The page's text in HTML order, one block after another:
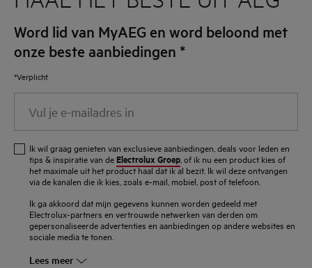
Word lid van MyAEG en word beloond met
onze beste aanbiedingen *
*Verplicht
mailadres
Ik wil graag genieten van exclusieve aanbiedingen, deals voor leden en
tips & inspiratie van de Electrolux Groep , of ik nu een product kies of
het maximale uit het product haal dat ik al bezit. Ik wil deze ontvangen
via de kanalen die ik kies, zoals e-mail, mobiel, post of telefoon.
Ik ga akkoord dat mijn gegevens kunnen worden gedeeld met
Electrolux-partners en vertrouwde netwerken van derden om
gepersonaliseerde advertenties en aanbiedingen op andere websites en
sociale media te tonen.
Lees meer